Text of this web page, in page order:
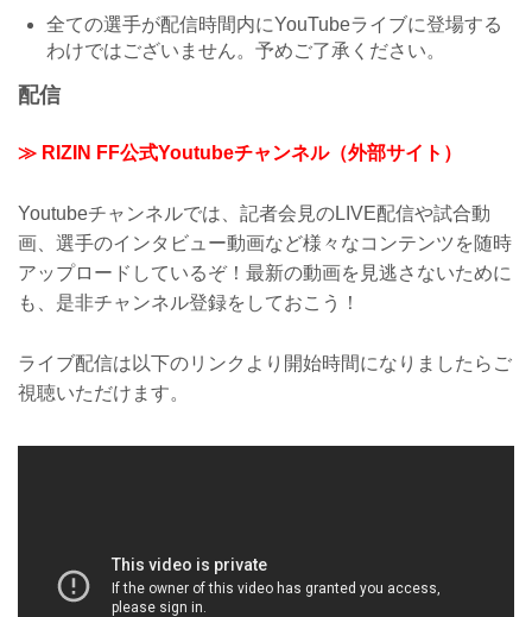
全ての選手が配信時間内にYouTubeライブに登場する
わけではございません。予めご了承ください。
配信
≫ RIZIN FF公式Youtubeチャンネル（外部サイト）
Youtubeチャンネルでは、記者会見のLIVE配信や試合動
画、選手のインタビュー動画など様々なコンテンツを随時
アップロードしているぞ！最新の動画を見逃さないために
も、是非チャンネル登録をしておこう！
ライブ配信は以下のリンクより開始時間になりましたらご
視聴いただけます。